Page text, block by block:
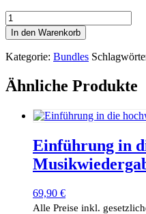
Buch-
Bundle
4
Menge
In den Warenkorb
Kategorie: Bundles
Ähnliche Produkte
Einführung in
69,90 €
Alle Preise inkl.